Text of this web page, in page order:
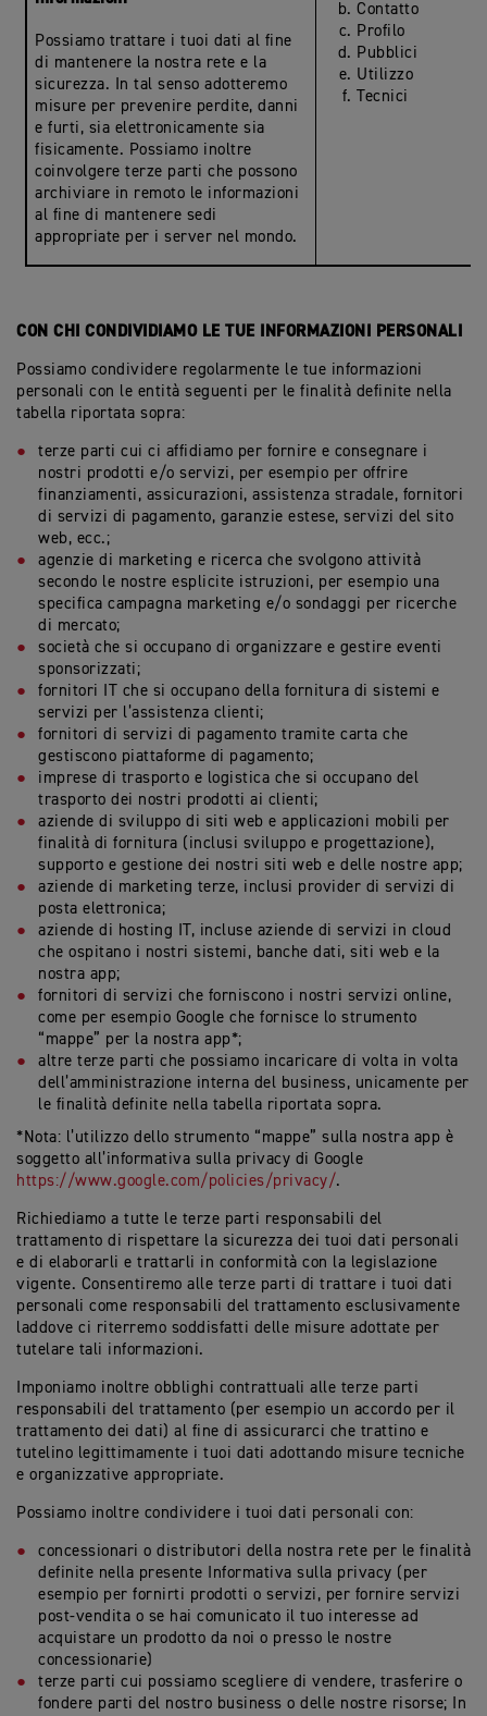
Possiamo trattare i tuoi dati al fine
di mantenere la nostra rete e la
sicurezza. In tal senso adotteremo
misure per prevenire perdite, danni
e furti, sia elettronicamente sia
fisicamente. Possiamo inoltre
coinvolgere terze parti che possono
archiviare in remoto le informazioni
al fine di mantenere sedi
appropriate per i server nel mondo.
Contatto
Profilo
Pubblici
Utilizzo
Tecnici
CON CHI CONDIVIDIAMO LE TUE INFORMAZIONI PERSONALI
Possiamo condividere regolarmente le tue informazioni
personali con le entità seguenti per le finalità definite nella
tabella riportata sopra:
terze parti cui ci affidiamo per fornire e consegnare i
nostri prodotti e/o servizi, per esempio per offrire
finanziamenti, assicurazioni, assistenza stradale, fornitori
di servizi di pagamento, garanzie estese, servizi del sito
web, ecc.;
agenzie di marketing e ricerca che svolgono attività
secondo le nostre esplicite istruzioni, per esempio una
specifica campagna marketing e/o sondaggi per ricerche
di mercato;
società che si occupano di organizzare e gestire eventi
sponsorizzati;
fornitori IT che si occupano della fornitura di sistemi e
servizi per l’assistenza clienti;
fornitori di servizi di pagamento tramite carta che
gestiscono piattaforme di pagamento;
imprese di trasporto e logistica che si occupano del
trasporto dei nostri prodotti ai clienti;
aziende di sviluppo di siti web e applicazioni mobili per
finalità di fornitura (inclusi sviluppo e progettazione),
supporto e gestione dei nostri siti web e delle nostre app;
aziende di marketing terze, inclusi provider di servizi di
posta elettronica;
aziende di hosting IT, incluse aziende di servizi in cloud
che ospitano i nostri sistemi, banche dati, siti web e la
nostra app;
fornitori di servizi che forniscono i nostri servizi online,
come per esempio Google che fornisce lo strumento
“mappe” per la nostra app*;
altre terze parti che possiamo incaricare di volta in volta
dell’amministrazione interna del business, unicamente per
le finalità definite nella tabella riportata sopra.
*Nota: l’utilizzo dello strumento “mappe” sulla nostra app è
soggetto all’informativa sulla privacy di Google
https://www.google.com/policies/privacy/.
Richiediamo a tutte le terze parti responsabili del
trattamento di rispettare la sicurezza dei tuoi dati personali
e di elaborarli e trattarli in conformità con la legislazione
vigente. Consentiremo alle terze parti di trattare i tuoi dati
personali come responsabili del trattamento esclusivamente
laddove ci riterremo soddisfatti delle misure adottate per
tutelare tali informazioni.
Imponiamo inoltre obblighi contrattuali alle terze parti
responsabili del trattamento (per esempio un accordo per il
trattamento dei dati) al fine di assicurarci che trattino e
tutelino legittimamente i tuoi dati adottando misure tecniche
e organizzative appropriate.
Possiamo inoltre condividere i tuoi dati personali con:
concessionari o distributori della nostra rete per le finalità
definite nella presente Informativa sulla privacy (per
esempio per fornirti prodotti o servizi, per fornire servizi
post-vendita o se hai comunicato il tuo interesse ad
acquistare un prodotto da noi o presso le nostre
concessionarie)
terze parti cui possiamo scegliere di vendere, trasferire o
fondere parti del nostro business o delle nostre risorse; In